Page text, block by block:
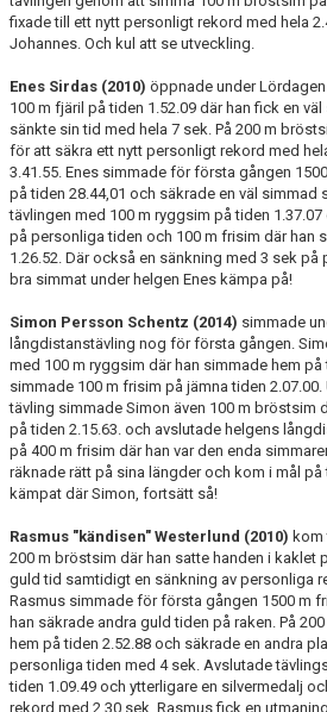
fixade till ett nytt personligt rekord med hela
Johannes. Och kul att se utveckling.
Enes Sirdas (2010) öppnade under
100 m fjäril på tiden 1.52.09 där han fick en
sänkte sin tid med hela 7 sek. På 200 m
för att säkra ett nytt personligt rekord med
3.41.55. Enes simmade för första gången
på tiden 28.44,01 och säkrade en väl simmad
tävlingen med 100 m ryggsim på tiden
på personliga tiden och 100 m frisim där han
1.26.52. Där också en sänkning med 3 sek
bra simmat under helgen Enes kämpa på!
Simon Persson Schentz (2014) simmade
långdistanstävling nog för första gången.
med 100 m ryggsim där han simmade hem på
simmade 100 m frisim på jämna tiden
tävling simmade Simon även 100 m bröstsim
på tiden 2.15.63. och avslutade helgens
på 400 m frisim där han var den enda
räknade rätt på sina längder och kom i mål på
kämpat där Simon, fortsätt så!
Rasmus "kändisen" Westerlund (2010)
200 m bröstsim där han satte handen i kaklet
guld tid samtidigt en sänkning av personliga
Rasmus simmade för första gången 1500 m
han säkrade andra guld tiden på raken. På
hem på tiden 2.52.88 och säkrade en andra
personliga tiden med 4 sek. Avslutade
tiden 1.09.49 och ytterligare en silvermedalj
rekord med 2.30 sek. Rasmus fick en